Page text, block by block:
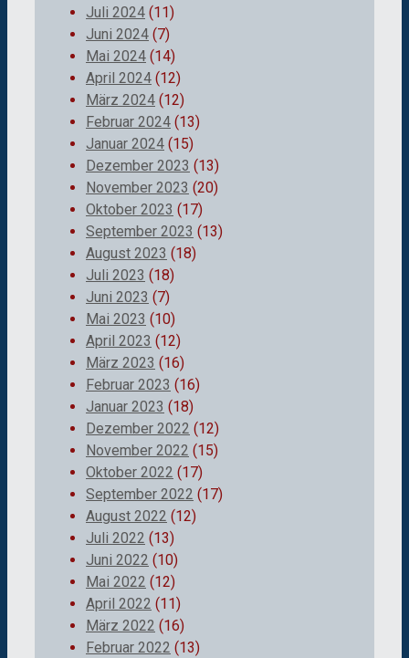
Juli 2024 (11)
Juni 2024 (7)
Mai 2024 (14)
April 2024 (12)
März 2024 (12)
Februar 2024 (13)
Januar 2024 (15)
Dezember 2023 (13)
November 2023 (20)
Oktober 2023 (17)
September 2023 (13)
August 2023 (18)
Juli 2023 (18)
Juni 2023 (7)
Mai 2023 (10)
April 2023 (12)
März 2023 (16)
Februar 2023 (16)
Januar 2023 (18)
Dezember 2022 (12)
November 2022 (15)
Oktober 2022 (17)
September 2022 (17)
August 2022 (12)
Juli 2022 (13)
Juni 2022 (10)
Mai 2022 (12)
April 2022 (11)
März 2022 (16)
Februar 2022 (13)